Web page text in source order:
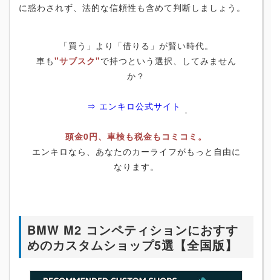
に惑わされず、法的な信頼性も含めて判断しましょう。
「買う」より「借りる」が賢い時代。
車も"サブスク"で持つという選択、してみません
か？
⇒ エンキロ公式サイト
頭金0円、車検も税金もコミコミ。
エンキロなら、あなたのカーライフがもっと自由に
なります。
BMW M2 コンペティションにおすす
めのカスタムショップ5選【全国版】